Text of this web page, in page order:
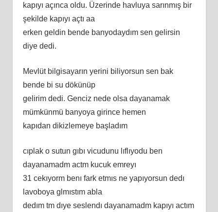
kapıyı açınca oldu. Üzerinde havluya sarınmış bir
şekilde kapıyı açtı aa
erken geldin bende banyodaydım sen gelirsin
diye dedi.
Mevlüt bilgisayarın yerini biliyorsun sen bak
bende bi su dökünüp
gelirim dedi. Genciz nede olsa dayanamak
mümkünmü banyoya girince hemen
kapıdan dikizlemeye başladım
cıplak o sutun gıbı vicudunu lıflıyodu ben
dayanamadm actm kucuk emreyı
31 cekıyorm benı fark etmıs ne yapıyorsun dedı
lavoboya glmıstım abla
dedım tm dıye seslendı dayanamadm kapıyı actım